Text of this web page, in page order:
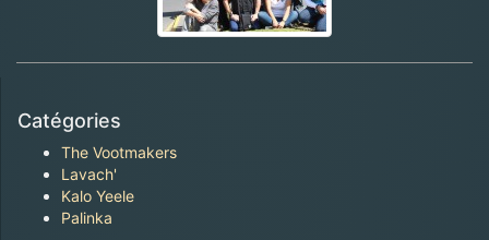
Catégories
The Vootmakers
Lavach'
Kalo Yeele
Palinka